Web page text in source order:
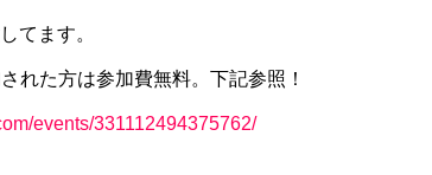
てます。
れた方は参加費無料。下記参照！
events/331112494375762/